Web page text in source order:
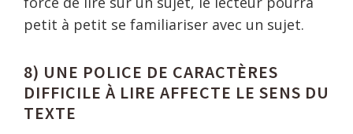
petit à petit se familiariser avec un sujet.
8) UNE POLICE DE CARACTÈRES
DIFFICILE À LIRE AFFECTE LE SENS DU
TEXTE